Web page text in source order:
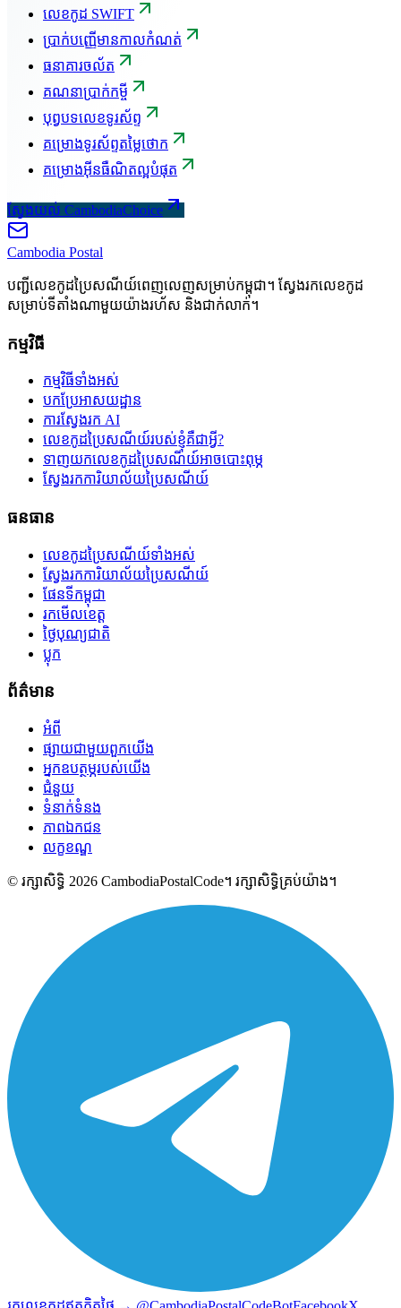
លេខកូដ SWIFT
ប្រាក់បញ្ញើមានកាលកំណត់
ធនាគារចល័ត
គណនាប្រាក់កម្ចី
បុព្វបទលេខទូរស័ព្ទ
គម្រោងទូរស័ព្ទតម្លៃថោក
គម្រោងអ៊ីនធឺណិតល្អបំផុត
ស្វែងយល់ CambodiaChoice
Cambodia Postal
បញ្ជីលេខកូដប្រៃសណីយ៍ពេញលេញសម្រាប់កម្ពុជា។ ស្វែងរកលេខកូដ
សម្រាប់ទីតាំងណាមួយយ៉ាងរហ័ស និងជាក់លាក់។
កម្មវិធី
កម្មវិធីទាំងអស់
បកប្រែអាសយដ្ឋាន
ការស្វែងរក AI
លេខកូដប្រៃសណីយ៍របស់ខ្ញុំគឺជាអ្វី?
ទាញយកលេខកូដប្រៃសណីយ៍អាចបោះពុម្ភ
ស្វែងរកការិយាល័យប្រៃសណីយ៍
ធនធាន
លេខកូដប្រៃសណីយ៍ទាំងអស់
ស្វែងរកការិយាល័យប្រៃសណីយ៍
ផែនទីកម្ពុជា
រកមើលខេត្ត
ថ្ងៃបុណ្យជាតិ
ប្លុក
ព័ត៌មាន
អំពី
ផ្សាយជាមួយពួកយើង
អ្នកឧបត្ថម្ភរបស់យើង
ជំនួយ
ទំនាក់ទំនង
ភាពឯកជន
លក្ខខណ្ឌ
© រក្សាសិទ្ធិ 2026 CambodiaPostalCode។ រក្សាសិទ្ធិគ្រប់យ៉ាង។